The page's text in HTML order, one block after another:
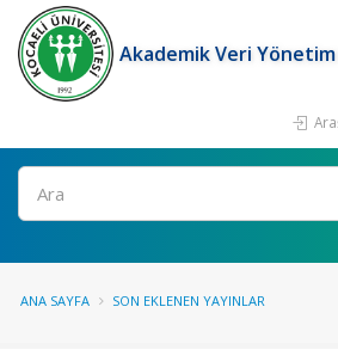
Akademik Veri
Ara
ANA SAYFA SON EKLENEN YAYINLAR